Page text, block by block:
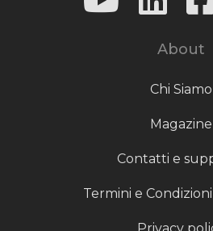
About
Chi Siamo
Magazine
Contatti e
Termini e
Privacy